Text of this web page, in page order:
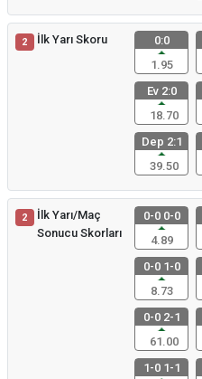
2 İlk Yarı Skoru
0:0
1.95
Ev 2:0
18.70
Dep 2:1
39.50
2
İlk Yarı/Maç
Sonucu Skorları
0-0 0-0
4.89
0-0 1-0
8.73
0-0 2-1
61.00
1-0 1-1